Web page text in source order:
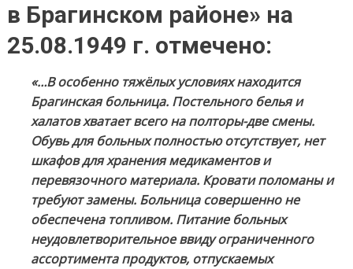
в Брагинском районе» на
25.08.1949 г. отмечено:
«…В особенно тяжёлых условиях находится
Брагинская больница. Постельного белья и
халатов хватает всего на полторы-две смены.
Обувь для больных полностью отсутствует, нет
шкафов для хранения медикаментов и
перевязочного материала. Кровати поломаны и
требуют замены. Больница совершенно не
обеспечена топливом. Питание больных
неудовлетворительное ввиду ограниченного
ассортимента продуктов, отпускаемых